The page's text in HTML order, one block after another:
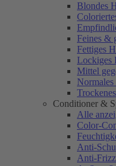
Blondes
Feines &
Fettiges
Lockiges
Mittel
Normales
Conditioner &
Alle
Color-
Anti-
Anti-